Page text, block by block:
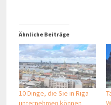
Ähnliche Beiträge
10 Dinge, die Sie in Riga
unternehmen können